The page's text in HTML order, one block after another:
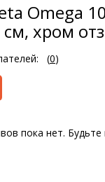
Omega
см, хром
(0)
пока нет. Будьте